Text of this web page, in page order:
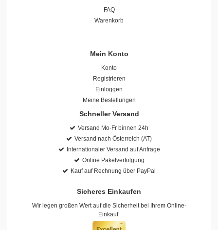
FAQ
Warenkorb
Mein Konto
Konto
Registrieren
Einloggen
Meine Bestellungen
Schneller Versand
Versand Mo-Fr binnen 24h
Versand nach Österreich (AT)
Internationaler Versand auf Anfrage
Online Paketverfolgung
Kauf auf Rechnung über PayPal
Sicheres Einkaufen
Wir legen großen Wert auf die Sicherheit bei Ihrem Online-
Einkauf.